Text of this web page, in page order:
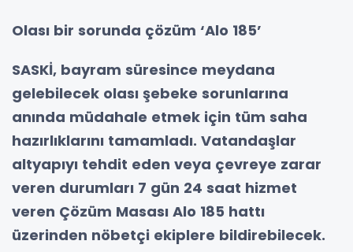
Olası bir sorunda çözüm ‘Alo 185’
SASKİ, bayram süresince meydana
gelebilecek olası şebeke sorunlarına
anında müdahale etmek için tüm saha
hazırlıklarını tamamladı. Vatandaşlar
altyapıyı tehdit eden veya çevreye zarar
veren durumları 7 gün 24 saat hizmet
veren Çözüm Masası Alo 185 hattı
üzerinden nöbetçi ekiplere bildirebilecek.